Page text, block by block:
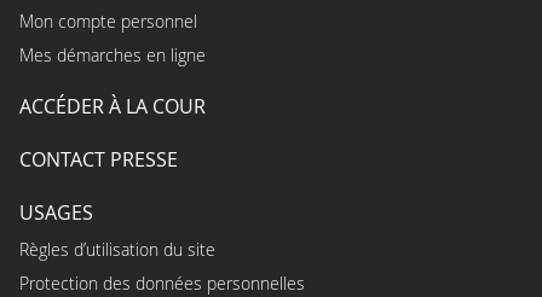
Mon compte personnel
Mes démarches en ligne
ACCÉDER À LA COUR
CONTACT PRESSE
USAGES
Règles d’utilisation du site
Protection des données personnelles